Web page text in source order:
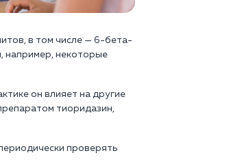
в том числе — 6-бета-
например, некоторые
он влияет на другие
тиоридазин,
проверять